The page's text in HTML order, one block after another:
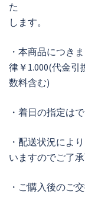
た
します。
・本商品につき
律￥1.000(代金引
数料含む)
・着日の指定は
・配送状況によ
いますのでご了承
・ご購入後のご